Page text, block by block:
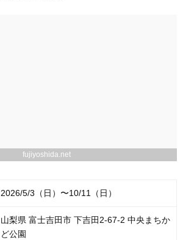
fujiyoshida.net
2026/5/3（日）〜10/11（日）
山梨県 富士吉田市 下吉田2-67-2 中央まちか
ど公園